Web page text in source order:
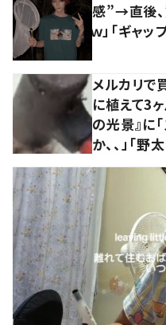
感”→直後、
ｗ」「ギャッ
メルカリで
に植えて3
の光景』に
か、、」「野